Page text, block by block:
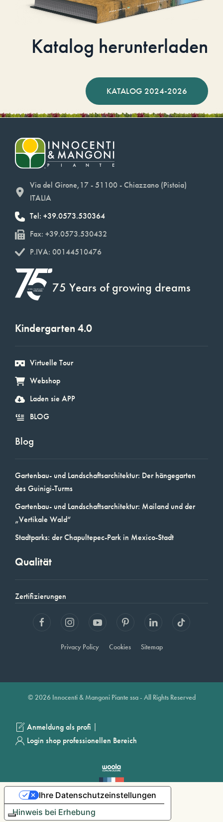
Katalog herunterladen
KATALOG 2024-2026
Via del Girone,17 - 51100 - Chiazzano (Pistoia)
ITALIA
Tel: +39.0573.530364
Fax: +39.0573.530432
P.IVA: 00144510476
75 Years of growing dreams
Kindergarten 4.0
Virtuelle Tour
Webshop
Laden sie APP
BLOG
Blog
Gartenbau- und Landschaftsarchitektur: Der hängegarten
des Guinigi-Turms
Gartenbau- und Landschaftsarchitektur: Mailand und der
„Vertikale Wald“
Stadtparks: der Chapultepec-Park in Mexico-Stadt
Qualität
Zertifizierungen
Privacy Policy Cookies Sitemap
© 2026 Innocenti & Mangoni Piante ssa - All Rights Reserved
Anmeldung als profi |
Login shop professionellen Bereich
Hinweis bei Erhebung
Ihre Datenschutzeinstellungen